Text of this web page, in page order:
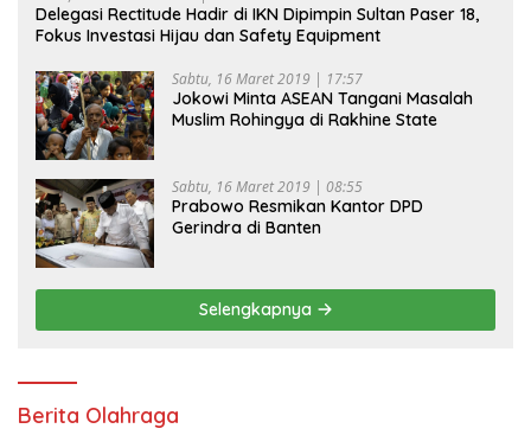
Delegasi Rectitude Hadir di IKN Dipimpin Sultan Paser 18,
Fokus Investasi Hijau dan Safety Equipment
Sabtu, 16 Maret 2019 | 17:57
Jokowi Minta ASEAN Tangani Masalah
Muslim Rohingya di Rakhine State
Sabtu, 16 Maret 2019 | 08:55
Prabowo Resmikan Kantor DPD
Gerindra di Banten
Selengkapnya
Berita Olahraga